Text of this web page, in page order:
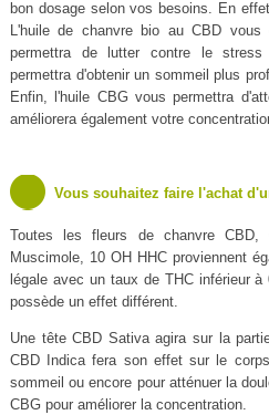
bon dosage selon vos besoins. En
L'huile de chanvre bio au CBD
permettra de lutter contre le
permettra d'obtenir un sommeil plus
Enfin, l'huile CBG vous permettra
améliorera également votre
Vous souhaitez faire l'achat
Toutes les fleurs de chanvre CBD,
Muscimole, 10 OH HHC proviennent
légale avec un taux de THC inférieur
possède un effet différent.
Une tête CBD Sativa agira sur la
CBD Indica fera son effet sur le
sommeil ou encore pour atténuer la
CBG pour améliorer la concentration.